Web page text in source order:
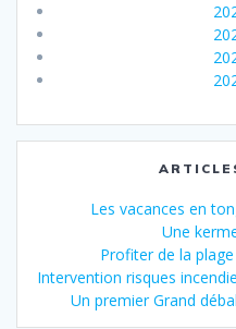
Les vacances en
Une
Profiter de la plage
Intervention risques
Un premier Grand